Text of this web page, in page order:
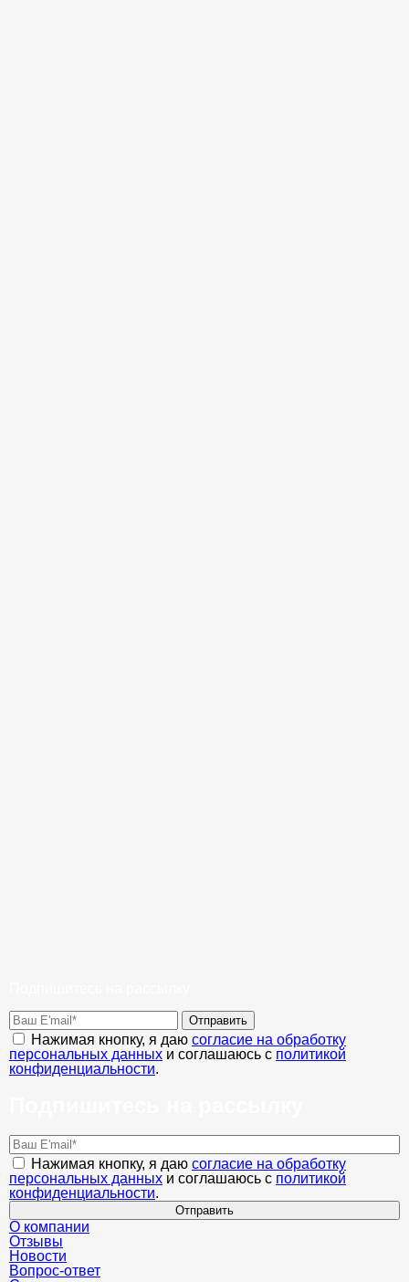
Отправить
Нажимая кнопку, я даю согласие на обработку
персональных данных и соглашаюсь с политикой
конфиденциальности.
Нажимая кнопку, я даю согласие на обработку
персональных данных и соглашаюсь с политикой
конфиденциальности.
Отправить
О компании
Отзывы
Новости
Вопрос-ответ